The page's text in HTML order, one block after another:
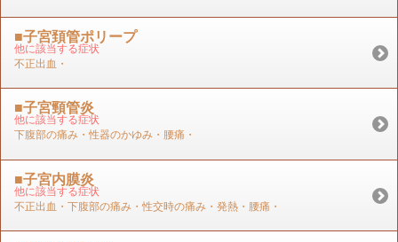
■子宮頚管ポリープ
他に該当する症状
不正出血・
■子宮頸管炎
他に該当する症状
下腹部の痛み・性器のかゆみ・腰痛・
■子宮内膜炎
他に該当する症状
不正出血・下腹部の痛み・性交時の痛み・発熱・腰痛・